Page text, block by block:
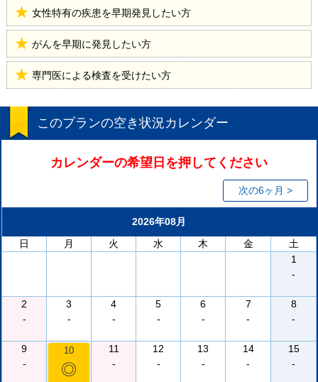
女性特有の疾患を早期発見したい方
がんを早期に発見したい方
専門医による検査を受けたい方
このプランの空き状況カレンダー
カレンダーの希望日を押してください
次の6ヶ月 >
2026年08月
日
月 火 水 木 金
土
1
-
2
-
3
-
4
-
5
-
6
-
7
-
8
-
9
-
10
◎
11
-
12
-
13
-
14
-
15
-